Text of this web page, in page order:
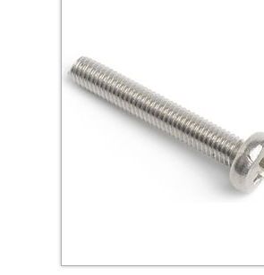
Инструмент
Крюки, кольца с метрической
Крюки, кольца с шурупной
Оснастка и аксессуары для